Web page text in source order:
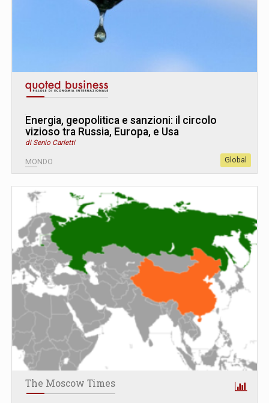
Energia, geopolitica e sanzioni: il circolo
vizioso tra Russia, Europa, e Usa
di Senio Carletti
MONDO Global
The Moscow Times